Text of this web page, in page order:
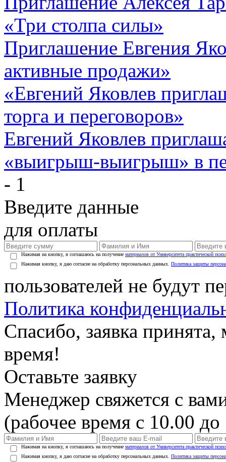
«Три столпа силы»
Приглашение Евгения
активные продажи»
«Евгений Яковлев
торга и переговоров»
Евгений Яковлев
«выигрыш-выигрыш» в
- 1
Введите данные
для оплаты
Нажимая на кнопку, я соглашаюсь на получение материалов от Университета практической
Нажимая кнопку, я даю согласие на обработку персональных данных. Политика защиты
пользователей не будут
Политика
Спасибо, заявка
время!
Оставьте заявку
Менеджер свяжется с
(рабочее время с 10.00
Нажимая на кнопку, я соглашаюсь на получение материалов от Университета практической
Нажимая кнопку, я даю согласие на обработку персональных данных. Политика защиты